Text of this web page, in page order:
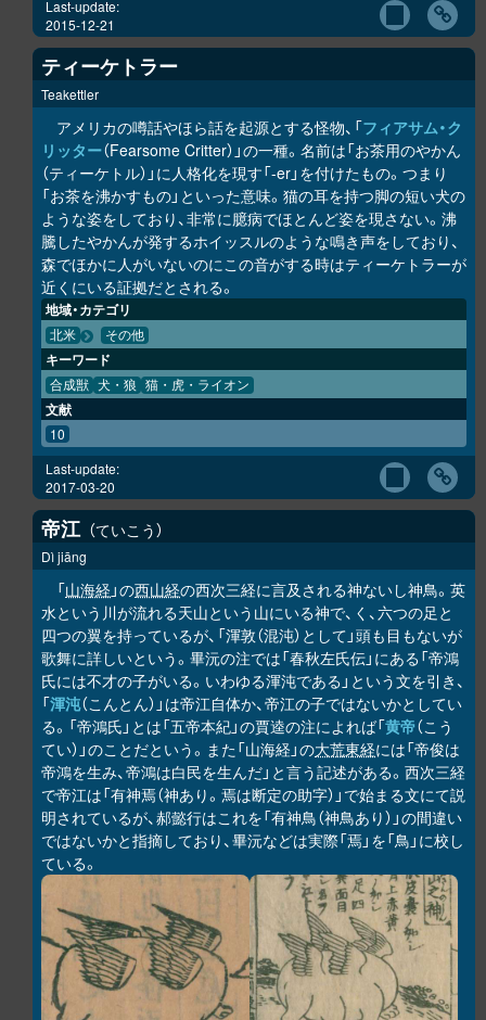
Last-update:
2015-12-21
ティーケトラー
Teakettler
アメリカの噂話やほら話を起源とする怪物、「フィアサム・ク
リッター（Fearsome Critter）」の一種。名前は「お茶用のやかん
（ティーケトル）」に人格化を現す「-er」を付けたもの。つまり
「お茶を沸かすもの」といった意味。猫の耳を持つ脚の短い犬の
ような姿をしており、非常に臆病でほとんど姿を現さない。沸
騰したやかんが発するホイッスルのような鳴き声をしており、
森でほかに人がいないのにこの音がする時はティーケトラーが
近くにいる証拠だとされる。
地域・カテゴリ
北米 その他
キーワード
合成獣 犬・狼 猫・虎・ライオン
文献
10
Last-update:
2017-03-20
帝江 ていこう
Dì jiāng
「山海経 」の西山経の西次三経に言及される神ないし神鳥。英
水という川が流れる天山という山にいる神で、く、六つの足と
四つの翼を持っているが、「渾敦（混沌）として」頭も目もないが
歌舞に詳しいという。畢沅の注では「春秋左氏伝」にある「帝鴻
氏には不才の子がいる。いわゆる渾沌である」という文を引き、
「渾沌（こんとん）」は帝江自体か、帝江の子ではないかとしてい
る。「帝鴻氏」とは「五帝本紀」の賈逵の注によれば「黄帝（こう
てい）」のことだという。また「山海経」の大荒東経には「帝俊は
帝鴻を生み、帝鴻は白民を生んだ」と言う記述がある。西次三経
で帝江は「有神焉（神あり。焉は断定の助字）」で始まる文にて説
明されているが、郝懿行はこれを「有神鳥（神鳥あり）」の間違い
ではないかと指摘しており、畢沅などは実際「焉」を「鳥」に校し
ている。